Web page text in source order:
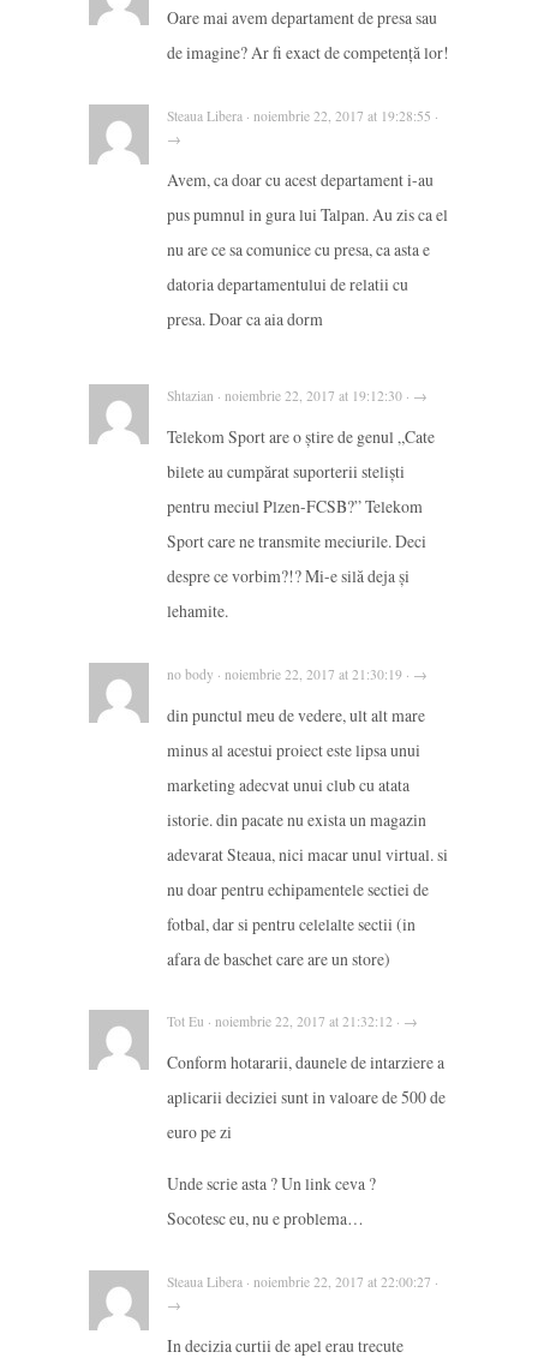
Oare mai avem departament de presa sau
de imagine? Ar fi exact de competență lor!
Steaua Libera · noiembrie 22, 2017 at 19:28:55 ·
→
Avem, ca doar cu acest departament i-au
pus pumnul in gura lui Talpan. Au zis ca el
nu are ce sa comunice cu presa, ca asta e
datoria departamentului de relatii cu
presa. Doar ca aia dorm
Shtazian · noiembrie 22, 2017 at 19:12:30 · →
Telekom Sport are o știre de genul „Cate
bilete au cumpărat suporterii steliști
pentru meciul Plzen-FCSB?” Telekom
Sport care ne transmite meciurile. Deci
despre ce vorbim?!? Mi-e silă deja și
lehamite.
no body · noiembrie 22, 2017 at 21:30:19 · →
din punctul meu de vedere, ult alt mare
minus al acestui proiect este lipsa unui
marketing adecvat unui club cu atata
istorie. din pacate nu exista un magazin
adevarat Steaua, nici macar unul virtual. si
nu doar pentru echipamentele sectiei de
fotbal, dar si pentru celelalte sectii (in
afara de baschet care are un store)
Tot Eu · noiembrie 22, 2017 at 21:32:12 · →
Conform hotararii, daunele de intarziere a
aplicarii deciziei sunt in valoare de 500 de
euro pe zi
Unde scrie asta ? Un link ceva ?
Socotesc eu, nu e problema…
Steaua Libera · noiembrie 22, 2017 at 22:00:27 ·
→
In decizia curtii de apel erau trecute